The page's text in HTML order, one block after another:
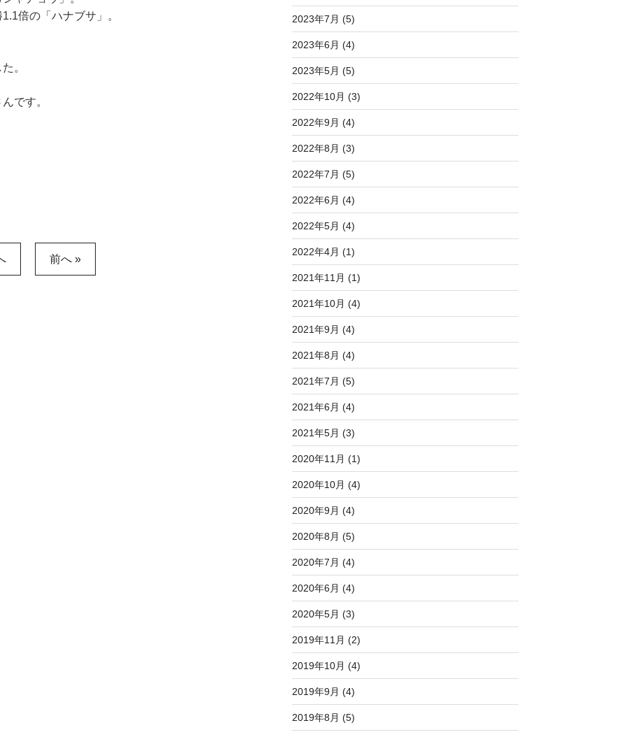
倍の「ハナブサ」。
。
です。
前へ »
2023年7月 (5)
2023年6月 (4)
2023年5月 (5)
2022年10月 (3)
2022年9月 (4)
2022年8月 (3)
2022年7月 (5)
2022年6月 (4)
2022年5月 (4)
2022年4月 (1)
2021年11月 (1)
2021年10月 (4)
2021年9月 (4)
2021年8月 (4)
2021年7月 (5)
2021年6月 (4)
2021年5月 (3)
2020年11月 (1)
2020年10月 (4)
2020年9月 (4)
2020年8月 (5)
2020年7月 (4)
2020年6月 (4)
2020年5月 (3)
2019年11月 (2)
2019年10月 (4)
2019年9月 (4)
2019年8月 (5)